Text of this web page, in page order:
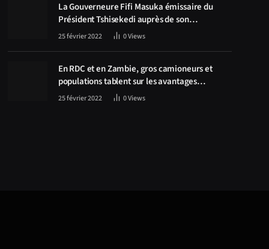
La Gouverneure Fifi Masuka émissaire du
Président Tshisekedi auprès de son
homologue Zambien Hichilema, la
25 février 2022 0Views
En RDC et en Zambie, gros camioneurs et
populations tablent sur les avantages
économiques de la route Kolwezi-Solwezi
25 février 2022 0Views